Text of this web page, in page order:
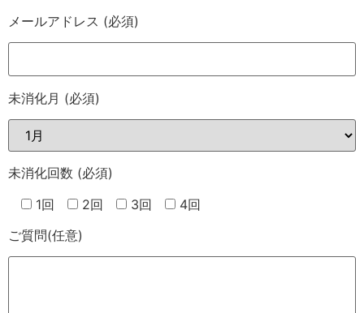
メールアドレス (必須)
未消化月 (必須)
未消化回数 (必須)
1回
2回 3回
4回
ご質問(任意)